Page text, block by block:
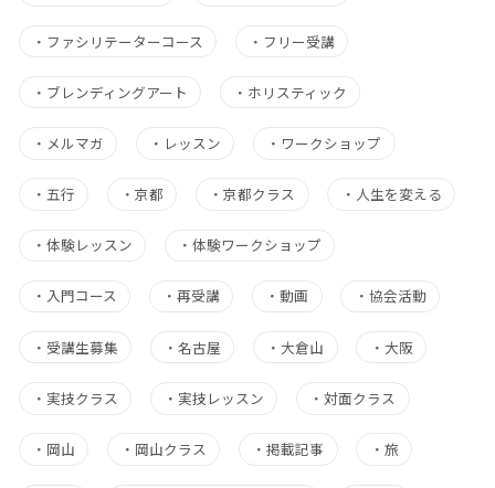
・ ファシリテーターコース ・ フリー受講
・ ブレンディングアート ・ ホリスティック
・ メルマガ ・ レッスン ・ ワークショップ
・ 五行 ・京都 ・京都クラス ・ 人生を変える
・ 体験レッスン ・体験ワークショップ
・ 入門コース ・再受講 ・動画 ・ 協会活動
・ 受講生募集 ・名古屋 ・ 大倉山 ・ 大阪
・ 実技クラス ・ 実技レッスン ・対面クラス
・ 岡山 ・ 岡山クラス ・掲載記事 ・ 旅